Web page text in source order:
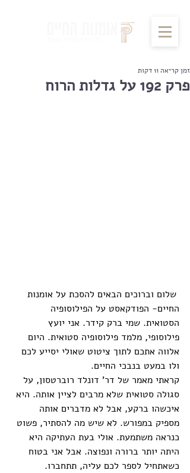
פרק 192 על גדלות הרוח
זמן קריאה 11 דקות
שלום וברוכים הבאים להסכת על אומנות
החיים- הפודקאסט על הפילוסופיה
הסטואית. שמי ברק קידר. אני יועץ
פילוסופי, מלמד פילוסופיה סטואית. היום
אלווה אתכם לתוך ציטוט שאולי יסייע לכם
ולו במעט בנבכי החיים.
קראתי מאמר של דר' דונלד רוברטסון, על
סגולה סטואית שלא מרבים לציין אותה. היא
איכשהו ברקע, אבל לא מדברים אותה
מספיק במפורש. לא שיש מה להסתיר, פשוט
כנראה משתמעת. אולי בעת העתיקה היא
היתה יותר ברורה ונפוצה. אבל אני בטוח
כשאתחיל לספר לכם עליה, תתחברו.